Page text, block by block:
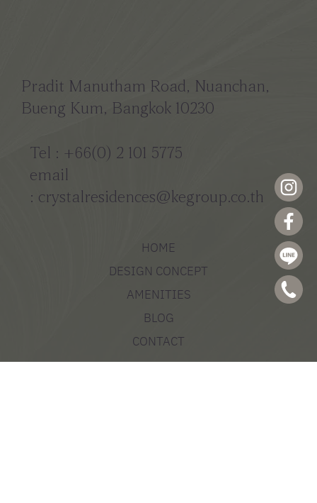
Tel : +66(0) 2 101 5775
email
: crystalresidences@kegroup.co.th
Pradit Manutham Road, Nuanchan,
Bueng Kum, Bangkok 10230
HOME
DESIGN CONCEPT
AMENITIES
BLOG
CONTACT